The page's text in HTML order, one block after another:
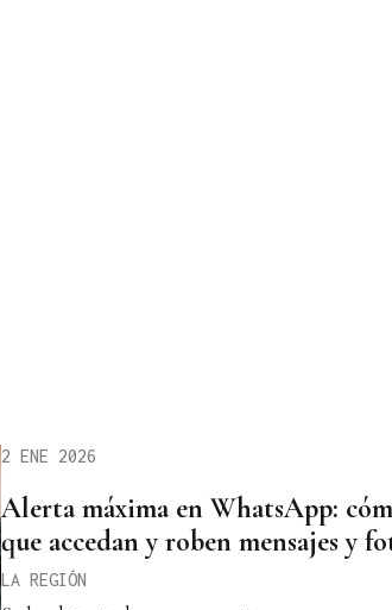
2 ENE 2026
Alerta máxima en WhatsApp:
que accedan y roben mensajes y
LA REGIÓN